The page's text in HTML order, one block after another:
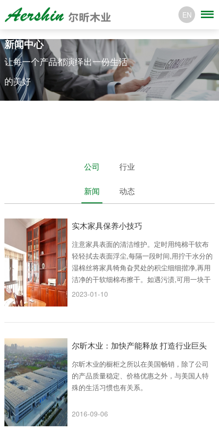
EN
新闻中心
让每一个产品都演绎出一份生活
的美好
公司
新闻
行业
动态
实木家具保养小技巧
注意家具表面的清洁维护。定时用纯棉干软布
轻轻拭去表面浮尘,每隔一段时间,用拧干水分的
湿棉丝将家具犄角旮旯处的积尘细细揩净,再用
洁净的干软细棉布擦干。如遇污渍,可用一块干
净的抹
2023-01-10
尔昕木业：加快产能释放 打造行业巨头
尔昕木业的橱柜之所以在美国畅销，除了公司
的产品质量稳定、价格优惠之外，与美国人特
殊的生活习惯也有关系。
2016-09-06